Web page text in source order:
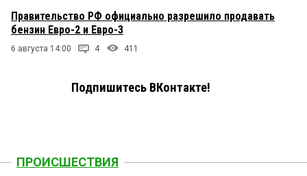
Правительство РФ официально разрешило продавать
бензин Евро-2 и Евро-3
6 августа 14:00 4 411
Подпишитесь ВКонтакте!
ПРОИСШЕСТВИЯ